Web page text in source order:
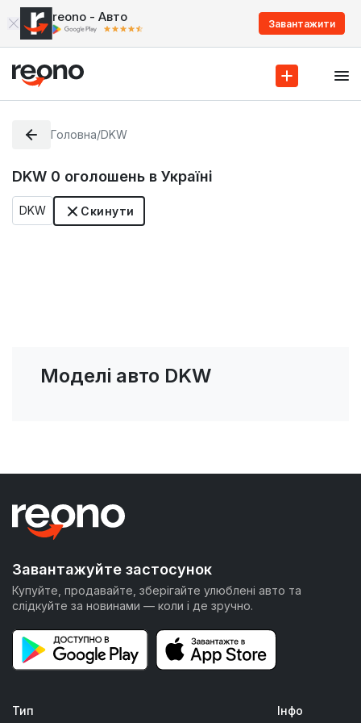
reono - Авто Завантажити
Головна/DKW
DKW 0 оголошень в Україні
DKW Скинути
Моделі авто DKW
Завантажуйте застосунок
Купуйте, продавайте, зберігайте улюблені авто та
слідкуйте за новинами — коли і де зручно.
Тип Інфо